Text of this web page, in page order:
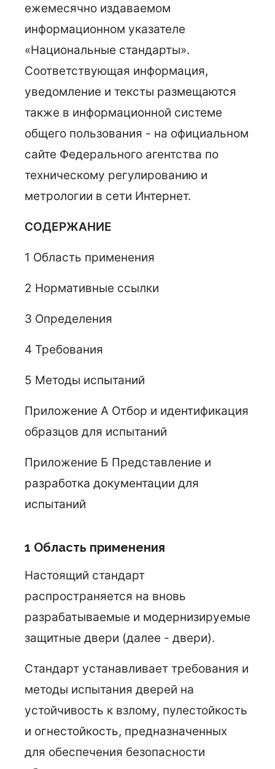
ежемесячно издаваемом
информационном указателе
«Национальные стандарты».
Соответствующая информация,
уведомление и тексты размещаются
также в информационной системе
общего пользования - на официальном
сайте Федерального агентства по
техническому регулированию и
метрологии в сети Интернет.
СОДЕРЖАНИЕ
1 Область применения
2 Нормативные ссылки
3 Определения
4 Требования
5 Методы испытаний
Приложение А Отбор и идентификация
образцов для испытаний
Приложение Б Представление и
разработка документации для
испытаний
1 Область применения
Настоящий стандарт
распространяется на вновь
разрабатываемые и модернизируемые
защитные двери (далее - двери).
Стандарт устанавливает требования и
методы испытания дверей на
устойчивость к взлому, пулестойкость
и огнестойкость, предназначенных
для обеспечения безопасности